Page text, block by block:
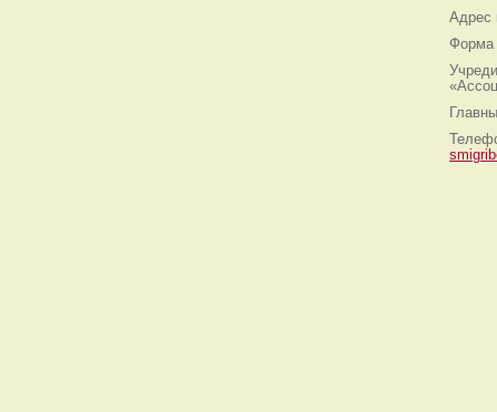
Адрес
Форма